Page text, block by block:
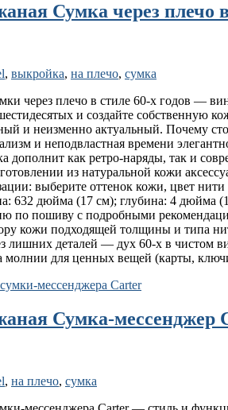
Сумка через плечо в
, выкройка, на плечо, сумка
через плечо в стиле 60‑х годов —
и создайте собственную
и неизменно актуальный. Почему
и неподвластная времени
дополнит как ретро‑наряды, так и
из натуральной кожи
выберите оттенок кожи, цвет
632​ дюйма (17 см); глубина: 4 дюйма
по пошиву с подробными
кожи подходящей толщины и типа
лишних деталей — дух 60‑х в чистом
молнии для ценных вещей (карты,
Сумка-мессенджер
, на плечо, сумка